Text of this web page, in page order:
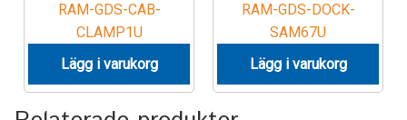
Gun Holster
RAM-GDS-CAB-
CLAMP1U
Lägg i varukorg
RAM-GDS-DOCK-
SAM67U
Lägg i varukorg